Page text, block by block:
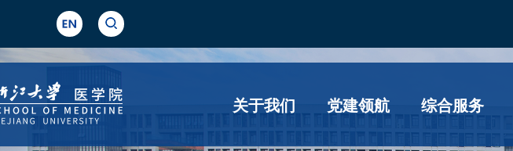
关于我们 党建领航 综合服务